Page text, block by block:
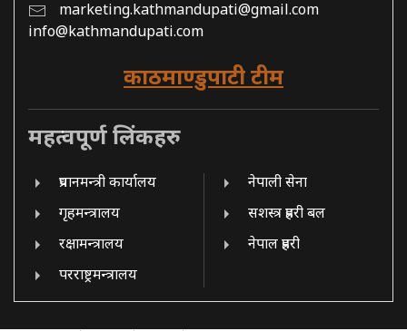
marketing.kathmandupati@gmail.com
info@kathmandupati.com
काठमाण्डुपाटी टीम
महत्वपूर्ण लिंकहरु
प्रधानमन्त्री कार्यालय
गृहमन्त्रालय
रक्षामन्त्रालय
परराष्ट्रमन्त्रालय
नेपाली सेना
सशस्त्र प्रहरी बल
नेपाल प्रहरी